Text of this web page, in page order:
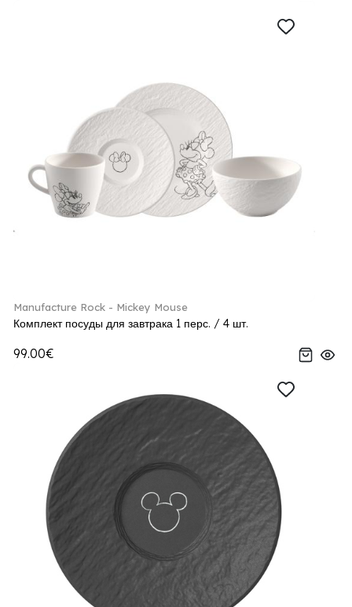
Manufacture Rock - Mickey Mouse
Комплект посуды для завтрака 1 перс. / 4 шт.
99.00€